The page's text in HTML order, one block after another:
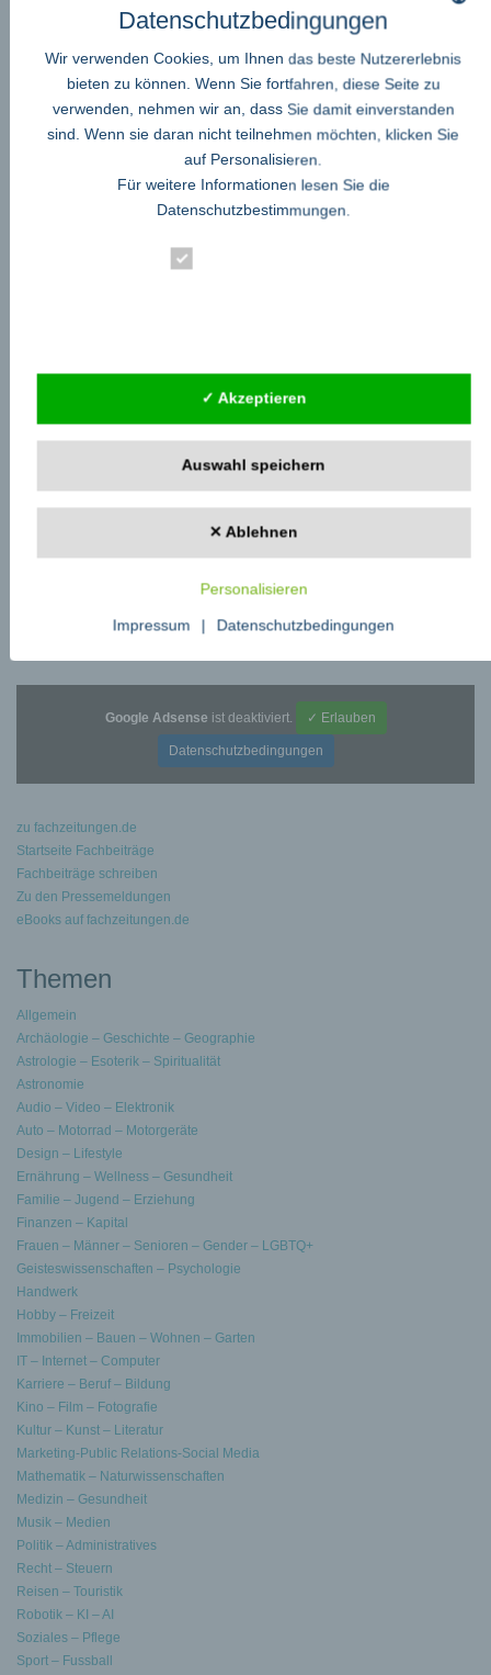
Walter-Gropius-Straße 17
80807 München
+49 89 21545780
welcome@entersmart.de
https://welcomeyou.de/welcome-restaurant/
Pink Tree Marketing GmbH
teilen
deutsche Luft- & Raumfahrtindustrie
Google Adsense ist deaktiviert. ✓ Erlauben
Datenschutzbedingungen
zu fachzeitungen.de
Startseite Fachbeiträge
Fachbeiträge schreiben
Zu den Pressemeldungen
eBooks auf fachzeitungen.de
Themen
Allgemein
Archäologie – Geschichte – Geographie
Astrologie – Esoterik – Spiritualität
Astronomie
Audio – Video – Elektronik
Auto – Motorrad – Motorgeräte
Design – Lifestyle
Ernährung – Wellness – Gesundheit
Familie – Jugend – Erziehung
Finanzen – Kapital
Frauen – Männer – Senioren – Gender – LGBTQ+
Geisteswissenschaften – Psychologie
Handwerk
Hobby – Freizeit
Immobilien – Bauen – Wohnen – Garten
IT – Internet – Computer
Karriere – Beruf – Bildung
Kino – Film – Fotografie
Kultur – Kunst – Literatur
Marketing-Public Relations-Social Media
Mathematik – Naturwissenschaften
Medizin – Gesundheit
Musik – Medien
Politik – Administratives
Recht – Steuern
Reisen – Touristik
Robotik – KI – AI
Soziales – Pflege
Sport – Fussball
Datenschutzbedingungen
Wir verwenden Cookies, um Ihnen das beste Nutzererlebnis
bieten zu können. Wenn Sie fortfahren, diese Seite zu
verwenden, nehmen wir an, dass Sie damit einverstanden
sind. Wenn sie daran nicht teilnehmen möchten, klicken Sie
auf Personalisieren.
Für weitere Informationen lesen Sie die
Datenschutzbestimmungen
✓ Akzeptieren
Auswahl speichern
✕ Ablehnen
Personalisieren
Impressum | Datenschutzbedingungen